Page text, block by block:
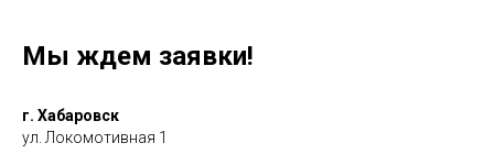
Мы ждем заявки!
г. Хабаровск
ул. Локомотивная 1